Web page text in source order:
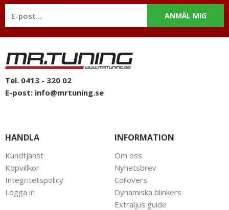
ANMÄL MIG
Tel. 0413 - 320 02
E-post: info@mrtuning.se
HANDLA
Kundtjänst
Köpvillkor
Integritetspolicy
Logga in
INFORMATION
Om oss
Nyhetsbrev
Coilovers
Dynamiska blinkers
Extraljus guide